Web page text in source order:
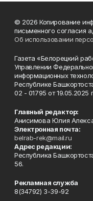
© 2026 Копирование
письменного согласия
Об использовании
Газета «Белорецкий
Управлении
информационных
Республике
02 - 01795 от 19.05.2025
Главный редактор:
Анисимова Юлия
Электронная почта:
belrab-rek@mail.ru
Адрес редакции:
Республика
56.
Рекламная служба
8(34792) 3-39-92